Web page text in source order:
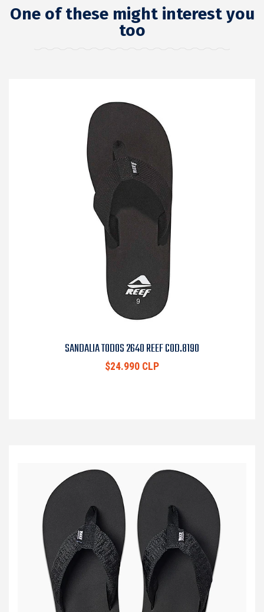
One of these might interest you
too
SANDALIA TODOS 2640 REEF COD.8190
$24.990 CLP